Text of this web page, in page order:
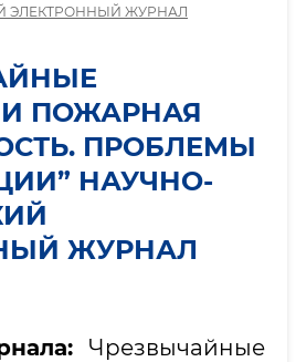
ЭЛЕКТРОННЫЙ ЖУРНАЛ
ПОЖАРНАЯ
ПРОБЛЕМЫ
НАУЧНО-
ЖУРНАЛ
Чрезвычайные